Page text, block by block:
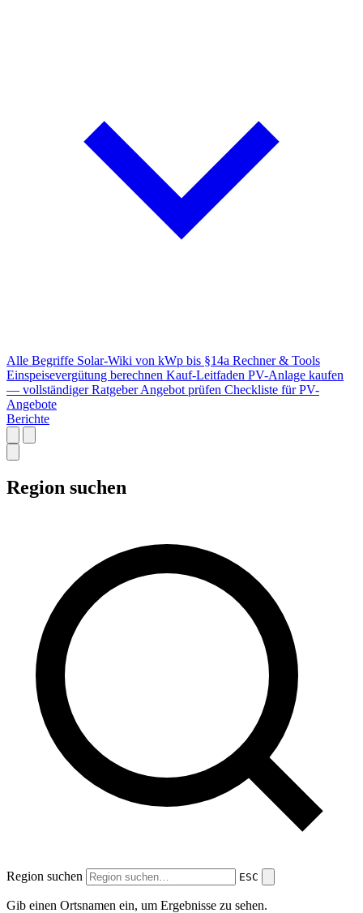
Alle Begriffe Solar-Wiki von kWp bis §14a Rechner & Tools
Einspeisevergütung berechnen Kauf-Leitfaden PV-Anlage kaufen
— vollständiger Ratgeber Angebot prüfen Checkliste für PV-
Angebote
Berichte
Region suchen
Region suchen ESC
Gib einen Ortsnamen ein, um Ergebnisse zu sehen.